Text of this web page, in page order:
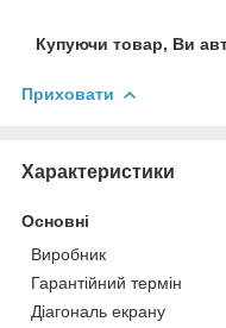
Купуючи товар, Ви
Приховати
Характеристики
Основні
Виробник
Гарантійний термін
Діагональ екрану